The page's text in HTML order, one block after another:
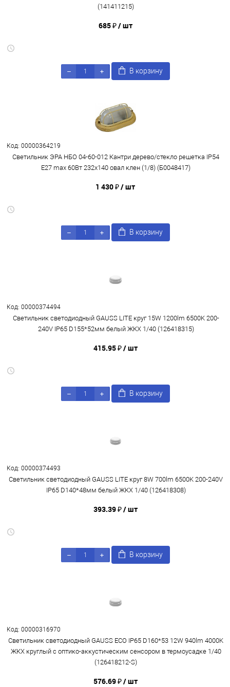
(141411215)
685 ₽/ шт
В корзину
Код: 00000364219
Светильник ЭРА НБО 04-60-012 Кантри дерево/стекло решетка IP54
E27 max 60Вт 232х140 овал клен (1/8) (Б0048417)
1 430 ₽/ шт
В корзину
Код: 00000374494
Светильник светодиодный GAUSS LITE круг 15W 1200lm 6500K 200-
240V IP65 D155*52мм белый ЖКХ 1/40 (126418315)
415.95 ₽/ шт
В корзину
Код: 00000374493
Светильник светодиодный GAUSS LITE круг 8W 700lm 6500K 200-240V
IP65 D140*48мм белый ЖКХ 1/40 (126418308)
393.39 ₽/ шт
В корзину
Код: 00000316970
Светильник светодиодный GAUSS ECO IP65 D160*53 12W 940lm 4000K
ЖКХ круглый c оптико-аккустическим сенсором в термоусадке 1/40
(126418212-S)
576.69 ₽/ шт